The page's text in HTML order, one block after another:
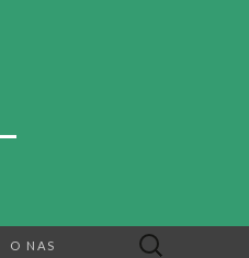
O NAS Szukaj: